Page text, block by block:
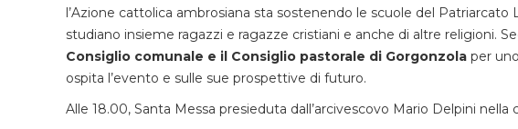
l’Azione cattolica ambrosiana sta sostenendo le scuole del
studiano insieme ragazzi e ragazze cristiani e anche di altre religioni.
Consiglio comunale e il Consiglio pastorale di Gorgonzola per
ospita l’evento e sulle sue prospettive di futuro.
Alle 18.00, Santa Messa presieduta dall’arcivescovo Mario Delpini